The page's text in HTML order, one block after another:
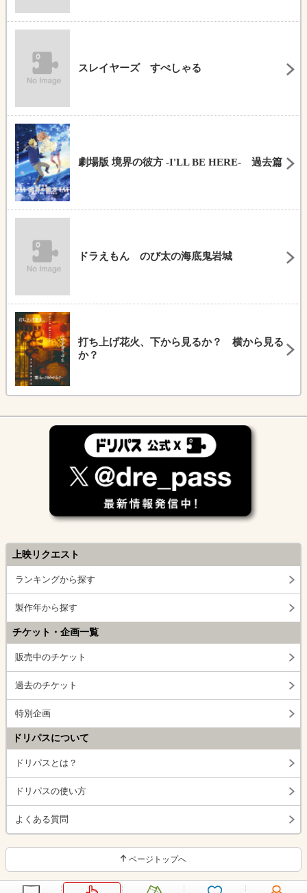
スレイヤーズ すぺしゃる
劇場版 境界の彼方 -I'LL BE HERE- 過去篇
ドラえもん のび太の海底鬼岩城
打ち上げ花火、下から見るか？ 横から見る
か？
上映リクエスト
ランキングから探す
製作年から探す
チケット・企画一覧
販売中のチケット
過去のチケット
特別企画
ドリパスについて
ドリパスとは？
ドリパスの使い方
よくある質問
ページトップへ